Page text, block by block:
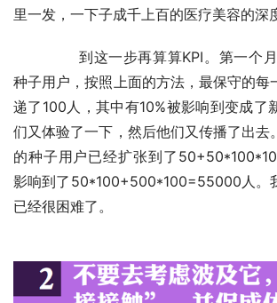
里一发，一下子成千上百的医疗美容的深
种子用户，按照上面的方法，最保守的每
递了100人，其中有10%被影响到变成了
们又体验了一下，然后他们又传播了出去
的种子用户已经扩张到了
影响到了50*100+500*100=55000人。
已经很困难了。